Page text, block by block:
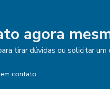
agora
tirar dúvidas ou solicitar um
contato